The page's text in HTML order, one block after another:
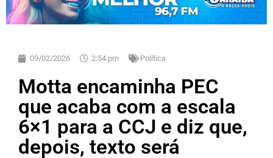
09/02/2026 2:54 pm Política
Motta encaminha PEC
que acaba com a escala
6×1 para a CCJ e diz que,
depois, texto será